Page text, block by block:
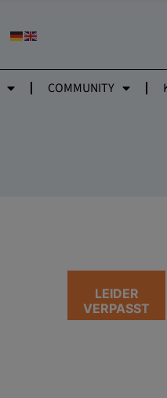
COMMUNITY
LEIDER
VERPASST